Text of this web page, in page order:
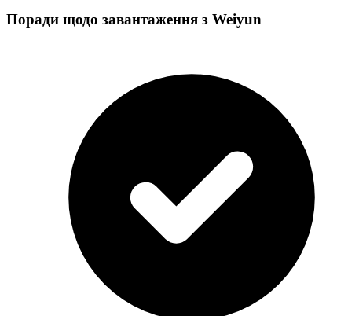
Поради щодо завантаження з Weiyun